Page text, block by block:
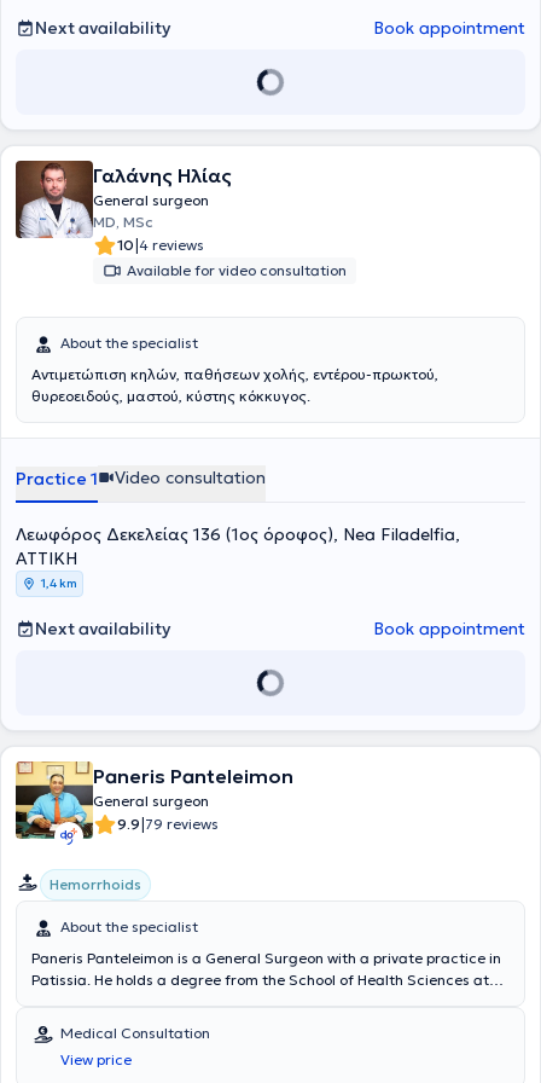
many publications, as well as oral and poster presentations. Finally,
she is a member of the Hellenic Society of Coloproctology.
Next availability Book appointment
Γαλάνης Ηλίας
General surgeon
MD, MSc
10|4 reviews
Available for video consultation
About the specialist
Αντιμετώπιση κηλών, παθήσεων χολής, εντέρου-πρωκτού,
θυρεοειδούς, μαστού, κύστης κόκκυγος.
Practice 1 Video consultation
Λεωφόρος Δεκελείας 136 (1ος όροφος), Nea Filadelfia,
ΑΤΤΙΚΗ
1,4 km
Next availability Book appointment
Paneris Panteleimon
General surgeon
9.9|79 reviews
Hemorrhoids
About the specialist
Paneris Panteleimon is a General Surgeon with a private practice in
Patissia. He holds a degree from the School of Health Sciences at
specialization in general surgery at the General Hospital of Athens
"Evangelismos". The doctor has extensive experience in conditions
such as hemorrhoids, hernia, intestinal bleeding, extended
Medical Consultation
View price